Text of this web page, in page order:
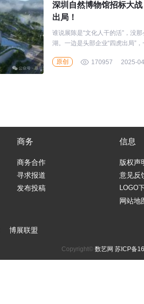
深圳自然博物馆招标大
出局！
谁说展陈是“文化人干的活”，没
湖。一边是头部企业“四虎出局”
原创
170957 2025-
商务
商务合作
寻求报道
发布投稿
信息
版权声
意见反
LOGO
网站地
博展联盟
Copyright© 数艺网 苏ICP备